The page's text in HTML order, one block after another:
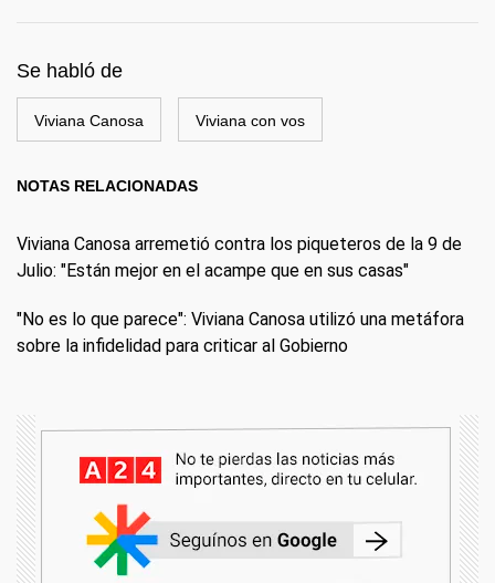
Se habló de
Viviana Canosa Viviana con vos
NOTAS RELACIONADAS
Viviana Canosa arremetió contra los piqueteros de la 9 de
Julio: "Están mejor en el acampe que en sus casas"
"No es lo que parece": Viviana Canosa utilizó una metáfora
sobre la infidelidad para criticar al Gobierno